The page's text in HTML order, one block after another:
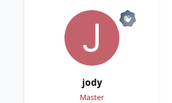
jody
Master